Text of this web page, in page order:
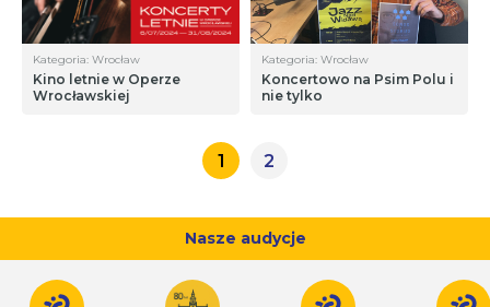
Kategoria: Wrocław
Kino letnie w Operze
Wrocławskiej
Kategoria: Wrocław
Koncertowo na Psim Polu i
nie tylko
1 2
Nasze audycje